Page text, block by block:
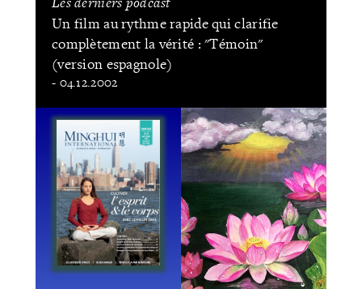
Un film au rythme rapide qui clarifie
complètement la vérité : "Témoin"
(version espagnole)
- 04.12.2002